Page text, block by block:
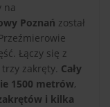
na
Poznań został
Łączy się z
zakręty. Cały
1500 metrów,
i kilka